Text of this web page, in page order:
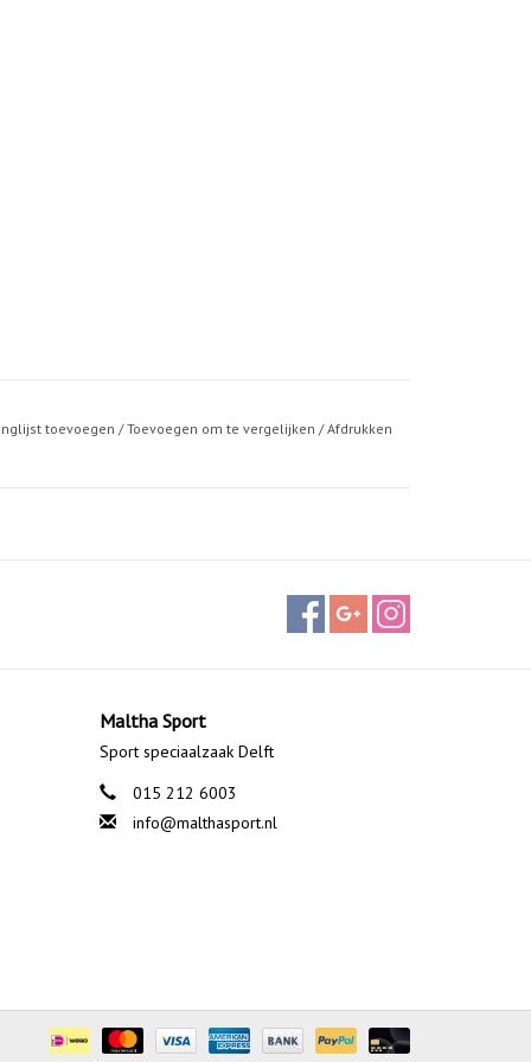
toevoegen /Toevoegen om te vergelijken /Afdrukken
Maltha Sport
Sport speciaalzaak Delft
015 212 6003
info@malthasport.nl